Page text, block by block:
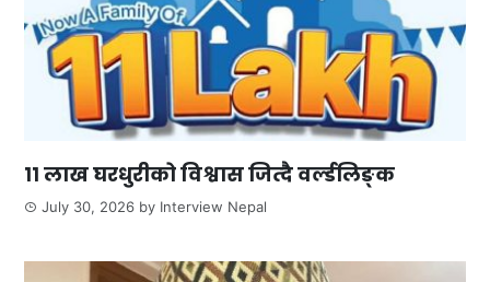
११ लाख घरधुरीको विश्वास जित्दै वर्ल्डलिङ्क
July 30, 2026 by Interview Nepal